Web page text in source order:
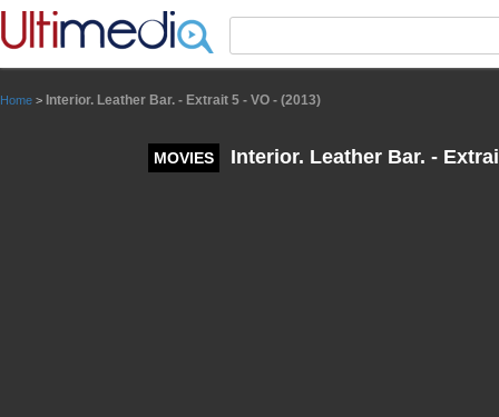
Home > Interior. Leather Bar. - Extrait 5 - VO - (2013)
MOVIES Interior. Leather Bar. -
Panneau de gestion des cookies